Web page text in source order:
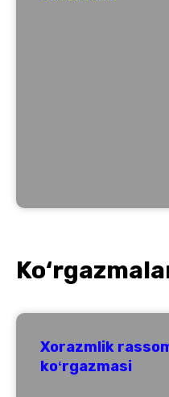
Xorazmlik
koʻrgazmasi